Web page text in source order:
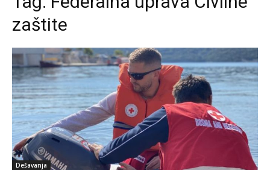
zaštite
Dešavanja